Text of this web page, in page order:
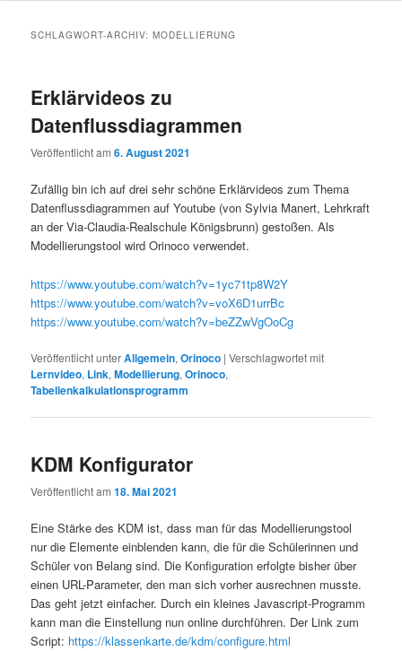
SCHLAGWORT-ARCHIV:MODELLIERUNG
Erklärvideos zu
Datenflussdiagrammen
Veröffentlicht am6. August 2021
Zufällig bin ich auf drei sehr schöne Erklärvideos zum Thema
Datenflussdiagrammen auf Youtube (von Sylvia Manert, Lehrkraft
an der Via-Claudia-Realschule Königsbrunn) gestoßen. Als
Modellierungstool wird Orinoco verwendet.
https://www.youtube.com/watch?v=1yc71tp8W2Y
https://www.youtube.com/watch?v=voX6D1urrBc
https://www.youtube.com/watch?v=beZZwVgOoCg
Veröffentlicht unterAllgemein,Orinoco |Verschlagwortet mit
Lernvideo, Link,Modellierung,Orinoco,
Tabellenkalkulationsprogramm
KDM Konfigurator
Veröffentlicht am18. Mai 2021
Eine Stärke des KDM ist, dass man für das Modellierungstool
nur die Elemente einblenden kann, die für die Schülerinnen und
Schüler von Belang sind. Die Konfiguration erfolgte bisher über
einen URL-Parameter, den man sich vorher ausrechnen musste.
Das geht jetzt einfacher. Durch ein kleines Javascript-Programm
kann man die Einstellung nun online durchführen. Der Link zum
Script: https://klassenkarte.de/kdm/configure.html